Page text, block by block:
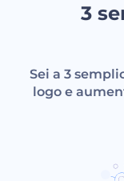
3
Sei a 3
logo e